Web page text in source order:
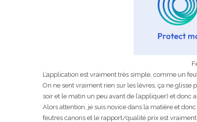
L’application est vraiment très simple, comme un
On ne sent vraiment rien sur les lèvres, ça ne glisse
soir et le matin un peu avant de l’appliquer) et
Alors attention, je suis novice dans la matière et
feutres canons et le rapport/qualité prix est vraiment